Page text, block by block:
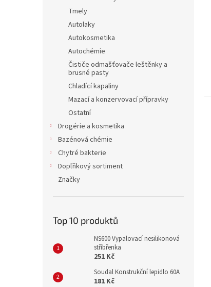
Tmely
Autolaky
Autokosmetika
Autochémie
Čističe odmašťovače leštěnky a
brusné pasty
Chladící kapaliny
Mazací a konzervovací přípravky
Ostatní
Drogérie a kosmetika
Bazénová chémie
Chytré bakterie
Dopľňkový sortiment
Značky
Top 10 produktů
NS600 Vypalovací nesilikonová
stříbřenka
251 Kč
Soudal Konstrukční lepidlo 60A
181 Kč